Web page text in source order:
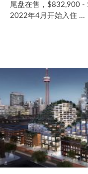
尾盘在售，$832,900 -
2022年4月开始入住 ...